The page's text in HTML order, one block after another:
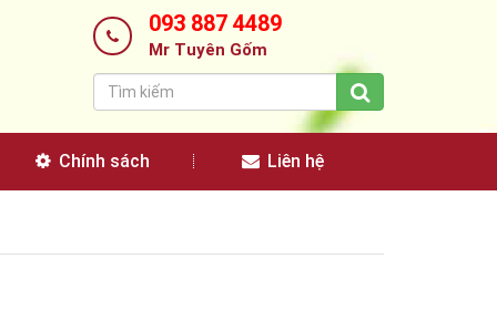
093 887 4489
Mr Tuyên Gốm
Chính sách Liên hệ